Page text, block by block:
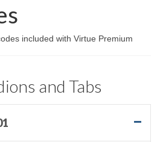
included with Virtue Premium
and Tabs